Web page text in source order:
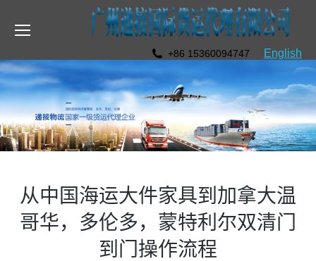
+86 15360094747 English
从中国海运大件家具到加拿大温
哥华，多伦多，蒙特利尔双清门
到门操作流程